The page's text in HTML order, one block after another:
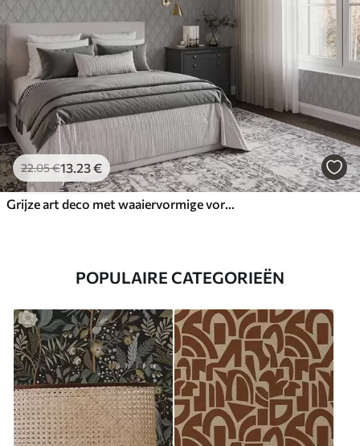
22.05€13.23€
Grijze art deco met waaiervormige vormen
POPULAIRE CATEGORIEËN